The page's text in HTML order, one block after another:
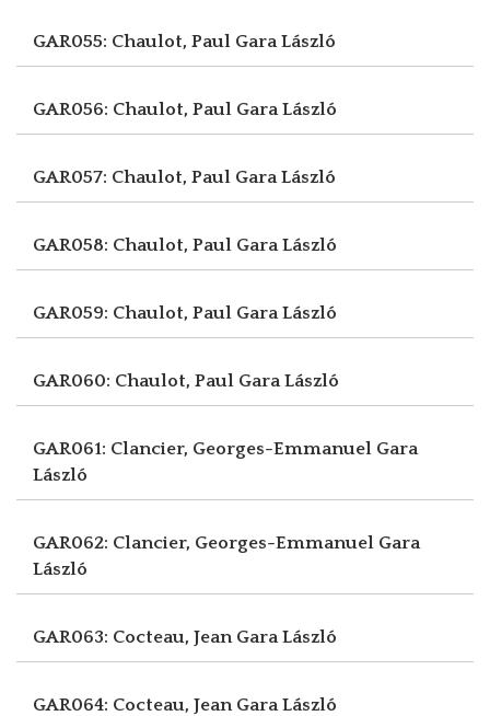
GAR055: Chaulot, Paul Gara László
GAR056: Chaulot, Paul Gara László
GAR057: Chaulot, Paul Gara László
GAR058: Chaulot, Paul Gara László
GAR059: Chaulot, Paul Gara László
GAR060: Chaulot, Paul Gara László
GAR061: Clancier, Georges-Emmanuel Gara
László
GAR062: Clancier, Georges-Emmanuel Gara
László
GAR063: Cocteau, Jean Gara László
GAR064: Cocteau, Jean Gara László